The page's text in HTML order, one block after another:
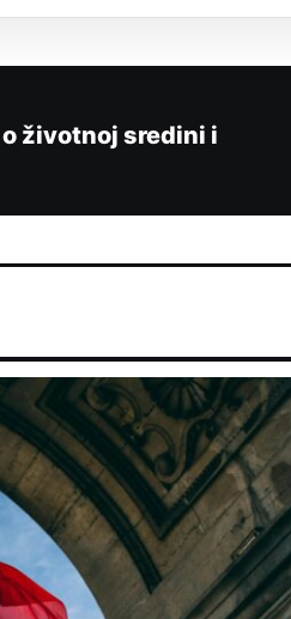
životnoj sredini i